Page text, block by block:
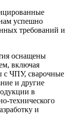
успешно
требований и
оснащены
включая
с ЧПУ, сварочные
и другие
в
технического
и